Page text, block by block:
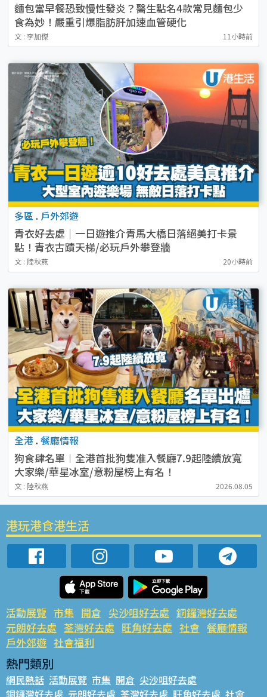
麵包當早餐恐致慢性發炎？醫生點名4款常見麵包少
食為妙！嚴重引爆脂肪肝加速血管硬化
文 : 李加傑 11小時前
多區 . 戶外郊遊
青衣好去處｜一日遊推介青馬大橋日落絕美打卡景
點！青衣古蹟天梯/必玩戶外攀登牆
文 : 陸秋燕 20小時前
全港 . 餐廳情報
狗食肆名單︱全港首批狗隻准入餐廳7.9起陸續放寬
大家樂/華星冰室/意粉屋榜上有名！
文 : 陸秋燕 2026.08.05
港玩港食港生活
活動展覽 市集 開倉 尖沙咀好去處 銅鑼灣好去處
元朗好去處 荃灣好去處 旺角好去處 社會 餐廳情報
戶外郊遊 社會福利
熱門類別
網民熱話 活動展覽 市集 開倉 尖沙咀好去處
銅鑼灣好去處 元朗好去處 荃灣好去處 旺角好去處 社會